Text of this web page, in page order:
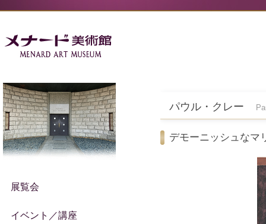
パウル・クレー
デモーニッシュなマ
展覧会
イベント／講座